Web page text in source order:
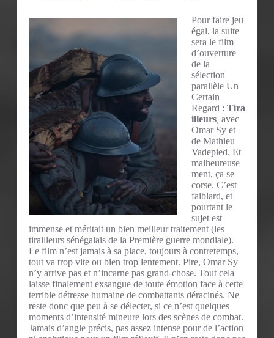
Pour faire jeu
égal, la suite
sera le film
d’ouverture
de la
sélection
parallèle Un
Certain
Regard : Tira
illeurs, avec
Omar Sy et
de Mathieu
Vadepied. Et
malheureuse
ment, ça se
corse. C’est
faiblard, et
pourtant le
sujet est
immense et méritait un bien meilleur traitement (les
tirailleurs sénégalais de la Première guerre mondiale).
Le film n’est jamais à sa place, toujours à contretemps,
tout va trop vite ou bien trop lentement. Pire, Omar Sy
n’y arrive pas et n’incarne pas grand-chose. Tout cela
laisse finalement exsangue de toute émotion face à cette
terrible détresse humaine de combattants déracinés. Ne
reste donc que peu à se délecter, si ce n’est quelques
moments d’intensité mineure lors des scènes de combat.
Jamais d’angle précis, pas assez intense pour de l’action